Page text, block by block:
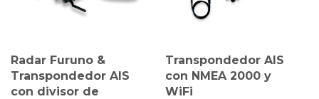
Radar Furuno &
Transpondedor AIS
con divisor de
Transpondedor AIS
con NMEA 2000 y
WiFi